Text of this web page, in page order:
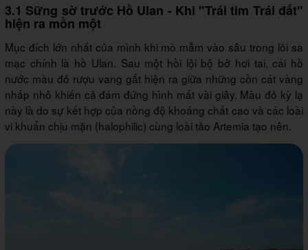
3.1 Sững sờ trước Hồ Ulan - Khi "Trái tim Trái đất"
hiện ra mồn một
Mục đích lớn nhất của mình khi mò mẫm vào sâu trong lõi sa
mạc chính là hồ Ulan. Sau một hồi lội bộ bở hơi tai, cái hồ
nước màu đỏ rượu vang gắt hiện ra giữa những cồn cát vàng
nhấp nhô khiến cả đám đứng hình mất vài giây. Màu đỏ kỳ lạ
này là do sự kết hợp của nồng độ khoáng chất cao và các loài
vi khuẩn chịu mặn (halophilic) cùng loài tảo Artemia tạo nên.